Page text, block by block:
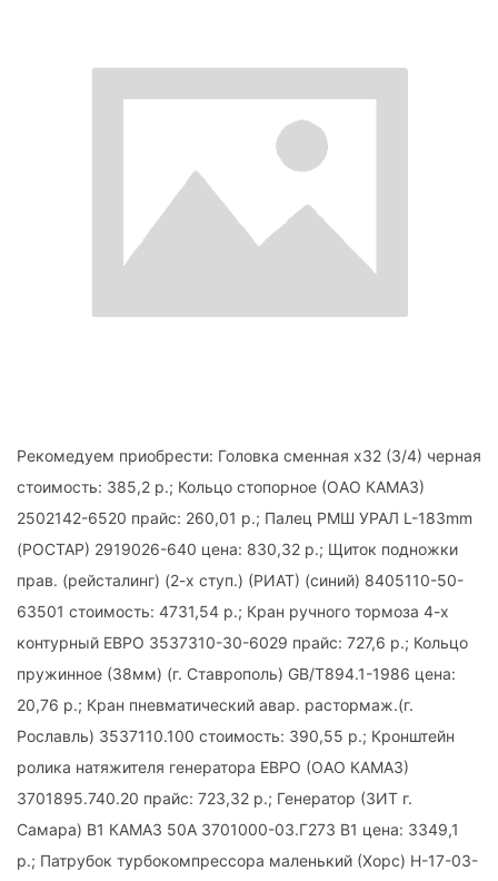
Рекомедуем приобрести: Головка сменная х32 (3/4) черная
стоимость: 385,2 р.; Кольцо стопорное (ОАО КАМАЗ)
2502142-6520 прайс: 260,01 р.; Палец РМШ УРАЛ L-183mm
(РОСТАР) 2919026-640 цена: 830,32 р.; Щиток подножки
прав. (рейсталинг) (2-х ступ.) (РИАТ) (синий) 8405110-50-
63501 стоимость: 4731,54 р.; Кран ручного тормоза 4-х
контурный ЕВРО 3537310-30-6029 прайс: 727,6 р.; Кольцо
пружинное (38мм) (г. Ставрополь) GB/T894.1-1986 цена:
20,76 р.; Кран пневматический авар. растормаж.(г.
Рославль) 3537110.100 стоимость: 390,55 р.; Кронштейн
ролика натяжителя генератора ЕВРО (ОАО КАМАЗ)
3701895.740.20 прайс: 723,32 р.; Генератор (ЗИТ г.
Самара) В1 КАМАЗ 50А 3701000-03.Г273 В1 цена: 3349,1
р.; Патрубок турбокомпрессора маленький (Хорс) Н-17-03-